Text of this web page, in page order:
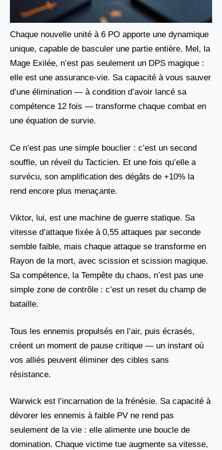
Chaque nouvelle unité à 6 PO apporte une dynamique
unique, capable de basculer une partie entière. Mel, la
Mage Exilée, n’est pas seulement un DPS magique :
elle est une assurance-vie. Sa capacité à vous sauver
d’une élimination — à condition d’avoir lancé sa
compétence 12 fois — transforme chaque combat en
une équation de survie.
Ce n’est pas une simple bouclier : c’est un second
souffle, un réveil du Tacticien. Et une fois qu’elle a
survécu, son amplification des dégâts de +10% la
rend encore plus menaçante.
Viktor, lui, est une machine de guerre statique. Sa
vitesse d’attaque fixée à 0,55 attaques par seconde
semble faible, mais chaque attaque se transforme en
Rayon de la mort, avec scission et scission magique.
Sa compétence, la Tempête du chaos, n’est pas une
simple zone de contrôle : c’est un reset du champ de
bataille.
Tous les ennemis propulsés en l’air, puis écrasés,
créent un moment de pause critique — un instant où
vos alliés peuvent éliminer des cibles sans
résistance.
Warwick est l’incarnation de la frénésie. Sa capacité à
dévorer les ennemis à faible PV ne rend pas
seulement de la vie : elle alimente une boucle de
domination. Chaque victime tue augmente sa vitesse,